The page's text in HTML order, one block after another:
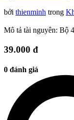
bởi thienminh trong
Mô tả tài nguyên: Bộ
39.000 đ
0 đánh giá